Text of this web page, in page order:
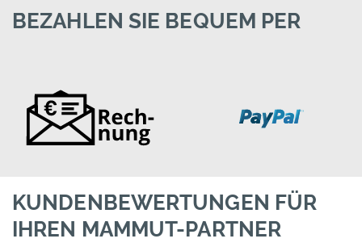
BEZAHLEN SIE BEQUEM PER
KUNDENBEWERTUNGEN FÜR
IHREN MAMMUT-PARTNER